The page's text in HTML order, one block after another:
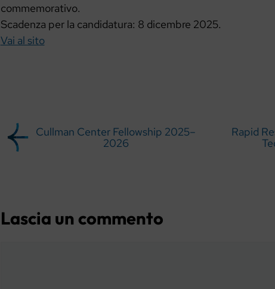
commemorativo.
Scadenza per la candidatura: 8 dicembre 2025.
Vai al sito
Cullman Center Fellowship 2025–
2026
Rapid
Lascia un commento